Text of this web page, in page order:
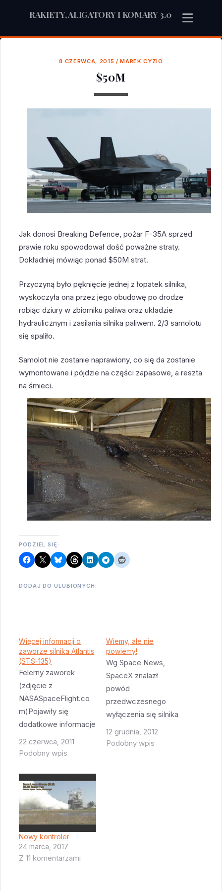
RAKIETY, ALIGATORY I KOMARY 3.0
8 CZERWCA, 2015 /MAREK CYZIO
$50M
Jak donosi Breaking Defence, pożar F-35A sprzed
prawie roku spowodował dość poważne straty.
Dokładniej mówiąc ponad $50M strat.
Przyczyną było pęknięcie jednej z łopatek silnika,
wyskoczyła ona przez jego obudowę po drodze
robiąc dziury w zbiorniku paliwa oraz układzie
hydraulicznym i zasilania silnika paliwem. 2/3 samolotu
się spaliło.
Samolot nie zostanie naprawiony, co się da zostanie
wymontowane i pójdzie na części zapasowe, a reszta
na śmieci.
PODZIEL SIĘ:
DODAJ DO ULUBIONYCH:
Więcej informacji o
zaworze silnika Atlantis
(STS-135)
Felerny zaworek
(zdjęcie z
NASASpaceFlight.co
m)Pojawiły się
dodatkowe informacje
o tym felernym
zaworze z silnika
leciał już 32 razy w
kosmos i jak dotąd
nigdy nie było z nim
żadnych
problemówzaworek
który zostanie
zamontowany w
22 czerwca, 2011
Podobny wpis
Wiemy, ale nie
powiemy!
Wg Space News,
SpaceX znalazł
powód
przedwczesnego
wyłączenia się silnika
w czasie misji CRS-1
(które to wyłączenie
12 grudnia, 2012
Podobny wpis
Nowy kontroler
24 marca, 2017
Z 11 komentarzami